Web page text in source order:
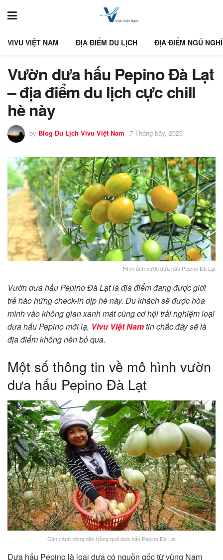
VIVU VIỆT NAM ĐỊA ĐIỂM DU LỊCH ĐỊA ĐIỂM NGỦ NGHỈ
Vườn dưa hấu Pepino Đà Lạt
– địa điểm du lịch cực chill
hè này
by Blog Du Lịch Vivu Việt Nam 7 Tháng bảy, 2025
Hình ảnh vườn dưa hấu Pepino Đà Lạt
Vườn dưa hấu Pepino Đà Lạt là địa điểm đang được giới
trẻ hào hứng check-in dịp hè này. Du khách sẽ được hòa
mình vào không gian xanh mát cùng cơ hội trải nghiệm loại
dưa hấu Pepino mới lạ, Vivu Việt Namtin chắc đây sẽ là
địa điểm không nên bỏ qua.
Một số thông tin về mô hình vườn
dưa hấu Pepino Đà Lạt
Cận cảnh nông dân trồng quả dưa hấu Pepino Đà Lạt
Dưa hấu Pepino là loại dưa có nguồn gốc từ vùng Nam